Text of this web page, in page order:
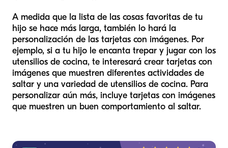
A medida que la lista de las cosas favoritas de tu
hijo se hace más larga, también lo hará la
personalización de las tarjetas con imágenes. Por
ejemplo, si a tu hijo le encanta trepar y jugar con los
utensilios de cocina, te interesará crear tarjetas con
imágenes que muestren diferentes actividades de
saltar y una variedad de utensilios de cocina. Para
personalizar aún más, incluye tarjetas con imágenes
que muestren un buen comportamiento al saltar.